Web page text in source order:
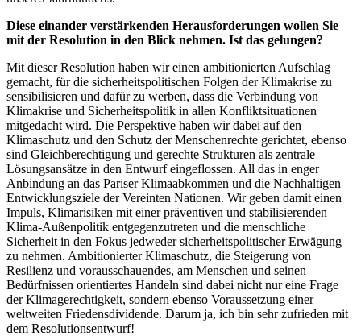
Diese einander verstärkenden Herausforderungen wollen Sie
mit der Resolution in den Blick nehmen. Ist das gelungen?
Mit dieser Resolution haben wir einen ambitionierten Aufschlag
gemacht, für die sicherheitspolitischen Folgen der Klimakrise zu
sensibilisieren und dafür zu werben, dass die Verbindung von
Klimakrise und Sicherheitspolitik in allen Konfliktsituationen
mitgedacht wird. Die Perspektive haben wir dabei auf den
Klimaschutz und den Schutz der Menschenrechte gerichtet, ebenso
sind Gleichberechtigung und gerechte Strukturen als zentrale
Lösungsansätze in den Entwurf eingeflossen. All das in enger
Anbindung an das Pariser Klimaabkommen und die Nachhaltigen
Entwicklungsziele der Vereinten Nationen. Wir geben damit einen
Impuls, Klimarisiken mit einer präventiven und stabilisierenden
Klima-Außenpolitik entgegenzutreten und die menschliche
Sicherheit in den Fokus jedweder sicherheitspolitischer Erwägung
zu nehmen. Ambitionierter Klimaschutz, die Steigerung von
Resilienz und vorausschauendes, am Menschen und seinen
Bedürfnissen orientiertes Handeln sind dabei nicht nur eine Frage
der Klimagerechtigkeit, sondern ebenso Voraussetzung einer
weltweiten Friedensdividende. Darum ja, ich bin sehr zufrieden mit
dem Resolutionsentwurf!